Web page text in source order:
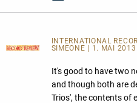
INTERNATIONAL
SIMEONE | 1. MAI 2013
It's good to have two
and though both are
Trios', the contents of